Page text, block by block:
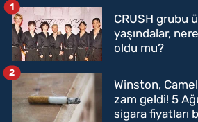
CRUSH grubu
yaşındalar,
oldu mu?
1
Winston,
zam geldi! 5
sigara fiyatları
2